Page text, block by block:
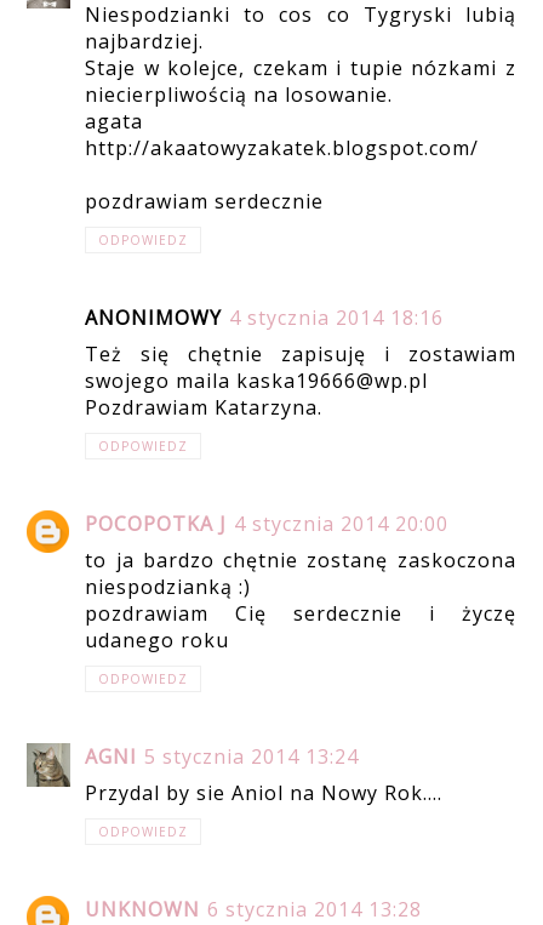
Niespodzianki to cos co Tygryski lubią
najbardziej.
Staje w kolejce, czekam i tupie nózkami z
niecierpliwością na losowanie.
agata
http://akaatowyzakatek.blogspot.com/
pozdrawiam serdecznie
ODPOWIEDZ
ANONIMOWY 4 stycznia 2014 18:16
Też się chętnie zapisuję i zostawiam
swojego maila kaska19666@wp.pl
Pozdrawiam Katarzyna.
ODPOWIEDZ
POCOPOTKA J 4 stycznia 2014 20:00
to ja bardzo chętnie zostanę zaskoczona
niespodzianką :)
pozdrawiam Cię serdecznie i życzę
udanego roku
ODPOWIEDZ
AGNI 5 stycznia 2014 13:24
Przydal by sie Aniol na Nowy Rok....
ODPOWIEDZ
UNKNOWN 6 stycznia 2014 13:28